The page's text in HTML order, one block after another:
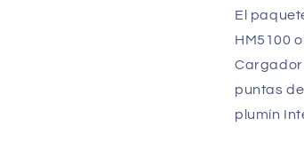
El
HM5100
Cargador
puntas
plumín